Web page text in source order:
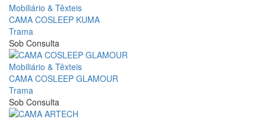
Mobiliário & Têxteis
CAMA COSLEEP KUMA
Trama
Sob Consulta
Mobiliário & Têxteis
CAMA COSLEEP GLAMOUR
Trama
Sob Consulta